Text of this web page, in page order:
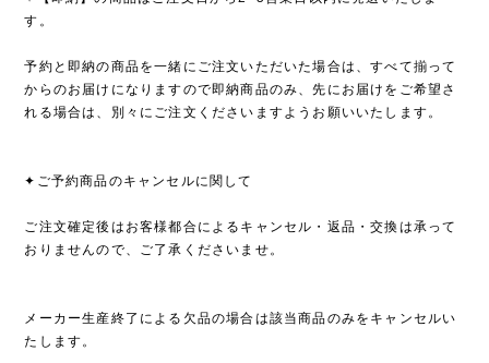
す。
予約と即納の商品を一緒にご注文いただいた場合は、すべて揃って
からのお届けになりますので即納商品のみ、先にお届けをご希望さ
れる場合は、別々にご注文くださいますようお願いいたします。
✦ご予約商品のキャンセルに関して
ご注文確定後はお客様都合によるキャンセル・返品・交換は承って
おりませんので、ご了承くださいませ。
メーカー生産終了による欠品の場合は該当商品のみをキャンセルい
たします。